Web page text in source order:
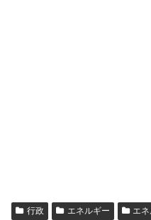
行政 エネルギー エ